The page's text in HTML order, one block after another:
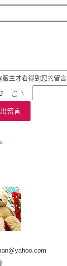
版主才看得到您的留言
留言